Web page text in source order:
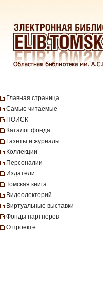
Главная страница
Самые читаемые
ПОИСК
Каталог фонда
Газеты и журналы
Коллекции
Персоналии
Издатели
Томская книга
Видеолекторий
Виртуальные выставки
Фонды партнеров
О проекте